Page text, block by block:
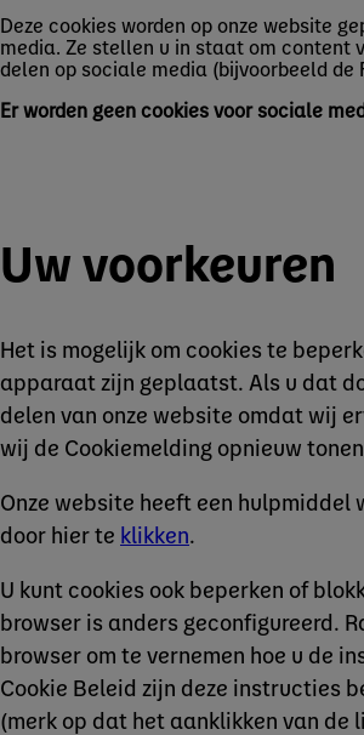
Deze cookies worden op onze website
media. Ze stellen u in staat om content
delen op sociale media (bijvoorbeeld de
Er worden geen cookies voor sociale
Uw voorkeuren
Het is mogelijk om cookies te
apparaat zijn geplaatst. Als u dat
delen van onze website omdat wij
wij de Cookiemelding opnieuw
Onze website heeft een hulpmiddel
door hier te klikken.
U kunt cookies ook beperken of
browser is anders geconfigureerd.
browser om te vernemen hoe u de
Cookie Beleid zijn deze instructies
(merk op dat het aanklikken van de